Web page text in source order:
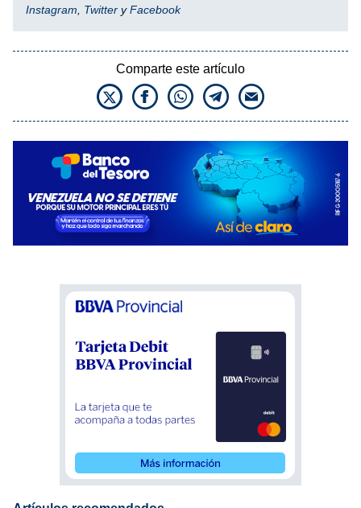
Instagram, Twitter yFacebook
Comparte este artículo